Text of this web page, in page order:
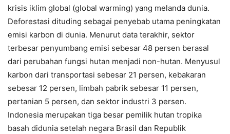
krisis iklim global (global warming) yang melanda dunia.
Deforestasi dituding sebagai penyebab utama peningkatan
emisi karbon di dunia. Menurut data terakhir, sektor
terbesar penyumbang emisi sebesar 48 persen berasal
dari perubahan fungsi hutan menjadi non-hutan. Menyusul
karbon dari transportasi sebesar 21 persen, kebakaran
sebesar 12 persen, limbah pabrik sebesar 11 persen,
pertanian 5 persen, dan sektor industri 3 persen.
Indonesia merupakan tiga besar pemilik hutan tropika
basah didunia setelah negara Brasil dan Republik